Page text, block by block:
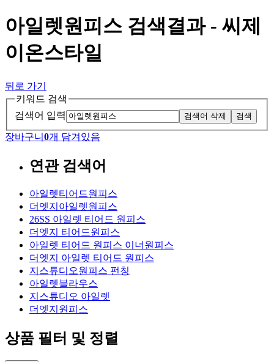
아일렛원피스 검색결과 - 씨제
이온스타일
뒤로 가기
키워드 검색
검색어 입력
검색어 삭제 검색
장바구니 0개 담겨있음
연관 검색어
아일렛티어드원피스
더엣지아일렛원피스
26SS 아일렛 티어드 원피스
더엣지 티어드원피스
아일렛 티어드 원피스 이너원피스
더엣지 아일렛 티어드 원피스
지스튜디오원피스 펀칭
아일렛블라우스
지스튜디오 아일렛
더엣지원피스
상품 필터 및 정렬